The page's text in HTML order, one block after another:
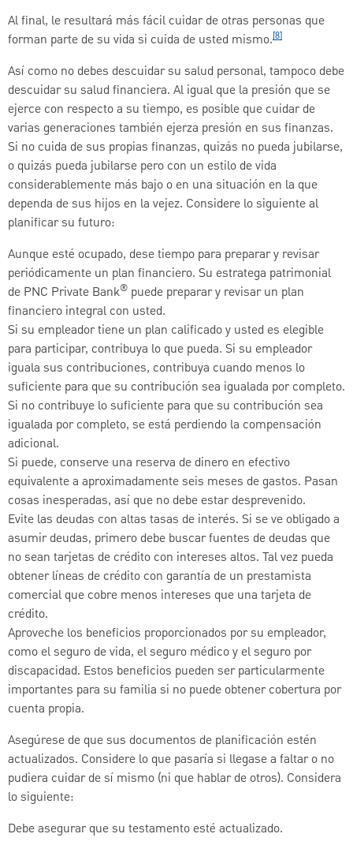
Al final, le resultará más fácil cuidar de otras personas que
forman parte de su vida si cuida de usted mismo.[8]
Así como no debes descuidar su salud personal, tampoco debe
descuidar su salud financiera. Al igual que la presión que se
ejerce con respecto a su tiempo, es posible que cuidar de
varias generaciones también ejerza presión en sus finanzas.
Si no cuida de sus propias finanzas, quizás no pueda jubilarse,
o quizás pueda jubilarse pero con un estilo de vida
considerablemente más bajo o en una situación en la que
dependa de sus hijos en la vejez. Considere lo siguiente al
planificar su futuro:
Aunque esté ocupado, dese tiempo para preparar y revisar
periódicamente un plan financiero. Su estratega patrimonial
de PNC Private Bank® puede preparar y revisar un plan
financiero integral con usted.
Si su empleador tiene un plan calificado y usted es elegible
para participar, contribuya lo que pueda. Si su empleador
iguala sus contribuciones, contribuya cuando menos lo
suficiente para que su contribución sea igualada por completo.
Si no contribuye lo suficiente para que su contribución sea
igualada por completo, se está perdiendo la compensación
adicional.
Si puede, conserve una reserva de dinero en efectivo
equivalente a aproximadamente seis meses de gastos. Pasan
cosas inesperadas, así que no debe estar desprevenido.
Evite las deudas con altas tasas de interés. Si se ve obligado a
asumir deudas, primero debe buscar fuentes de deudas que
no sean tarjetas de crédito con intereses altos. Tal vez pueda
obtener líneas de crédito con garantía de un prestamista
comercial que cobre menos intereses que una tarjeta de
crédito.
Aproveche los beneficios proporcionados por su empleador,
como el seguro de vida, el seguro médico y el seguro por
discapacidad. Estos beneficios pueden ser particularmente
importantes para su familia si no puede obtener cobertura por
cuenta propia.
Asegúrese de que sus documentos de planificación estén
actualizados. Considere lo que pasaría si llegase a faltar o no
pudiera cuidar de sí mismo (ni que hablar de otros). Considera
lo siguiente:
Debe asegurar que su testamento esté actualizado.